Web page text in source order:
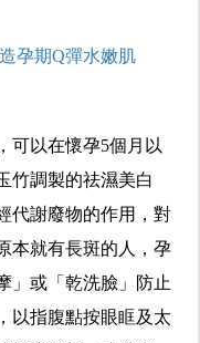
孕期Q彈水嫩肌
可以在懷孕5個月以
竹調製的祛濕美白
代謝廢物的作用，對
本就有長斑的人，孕
」或「乾洗臉」防止
以指腹點按眼眶及太